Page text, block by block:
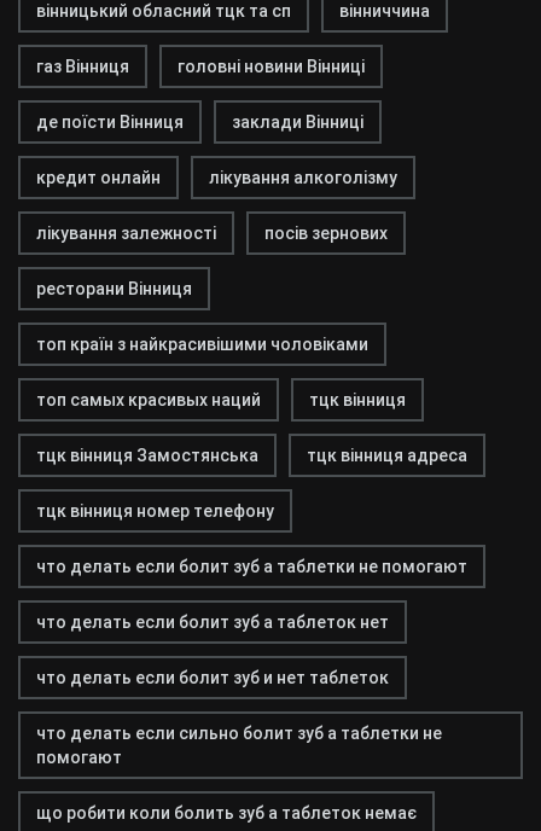
вінницький обласний тцк та сп вінниччина
газ Вінниця головні новини Вінниці
де поїсти Вінниця заклади Вінниці
кредит онлайн лікування алкоголізму
лікування залежності посів зернових
ресторани Вінниця
топ країн з найкрасивішими чоловіками
топ самых красивых наций тцк вінниця
тцк вінниця Замостянська тцк вінниця адреса
тцк вінниця номер телефону
что делать если болит зуб а таблетки не помогают
что делать если болит зуб а таблеток нет
что делать если болит зуб и нет таблеток
что делать если сильно болит зуб а таблетки не
помогают
що робити коли болить зуб а таблеток немає